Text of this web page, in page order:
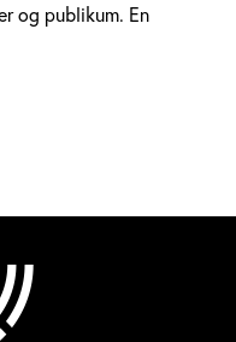
og publikum. En